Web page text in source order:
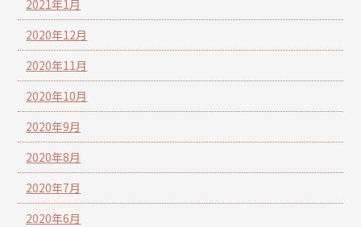
2021年1月
2020年12月
2020年11月
2020年10月
2020年9月
2020年8月
2020年7月
2020年6月